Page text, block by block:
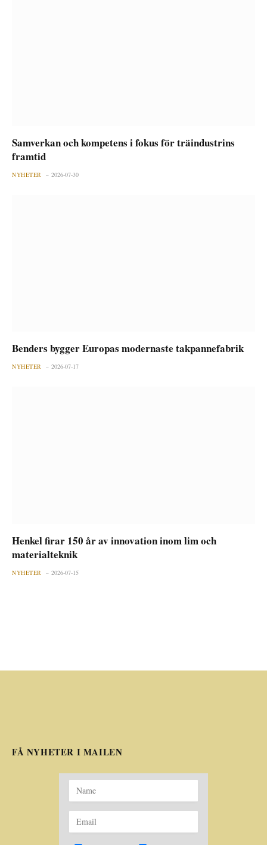
Samverkan och kompetens i fokus för träindustrins
framtid
NYHETER 2026-07-30
Benders bygger Europas modernaste takpannefabrik
NYHETER 2026-07-17
Henkel firar 150 år av innovation inom lim och
materialteknik
NYHETER 2026-07-15
FÅ NYHETER I MAILEN